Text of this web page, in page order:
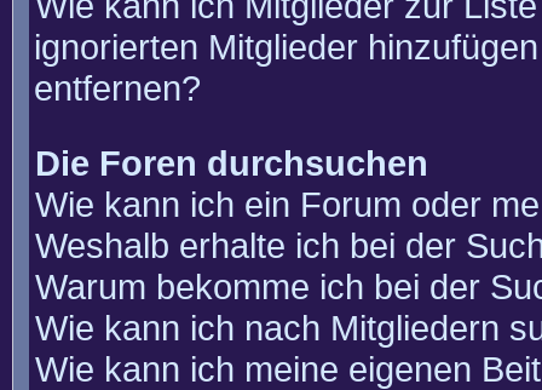
ignorierten Mitglieder
entfernen?
Die Foren durchsuchen
Wie kann ich ein Forum oder
Weshalb erhalte ich bei der
Warum bekomme ich bei der
Wie kann ich nach Mitgliedern
Wie kann ich meine eigenen